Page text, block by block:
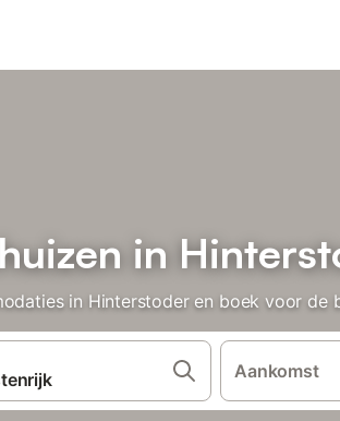
in
in Hinterstoder en boek voor de
Aankomst